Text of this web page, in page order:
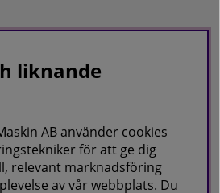
AB
liknande
AB använder cookies
för att ge dig
relevant marknadsföring
av vår webbplats. Du